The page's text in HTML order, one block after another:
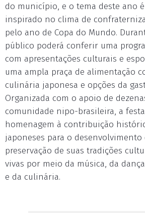
do município, e o tema deste ano
inspirado no clima de
pelo ano de Copa do Mundo.
público poderá conferir uma
com apresentações culturais e
uma ampla praça de alimentação
culinária japonesa e opções da
Organizada com o apoio de
comunidade nipo-brasileira, a
homenagem à contribuição
japoneses para o desenvolvimento
preservação de suas tradições
vivas por meio da música, da
e da culinária.